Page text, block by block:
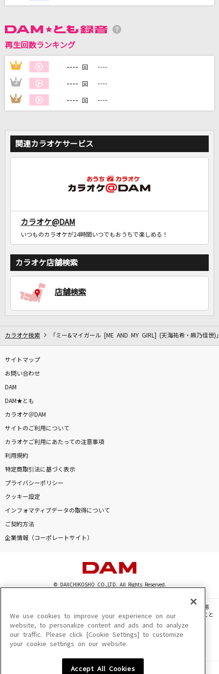
DAMに会員登録・ログインして
再生回数ランキング
1 ---- 回 ----
2 ---- 回 ----
3 ---- 回 ----
関連カラオケサービス
カラオケ@DAM
いつものカラオケが24時間いつでもおうちで楽しめる！
カラオケ店舗検索
店舗検索
カラオケ検索 「ミー&マイガール [ME AND MY GIRL] (天海祐希・麻乃佳世)
サイトマップ
お問い合わせ
DAM
DAM★とも
カラオケ＠DAM
サイトのご利用について
カラオケご利用にあたっての注意事項
利用規約
特定商取引法に基づく表示
プライバシーポリシー
クッキー設定
インフォマティブデータの取得について
ご契約方法
企業情報（コーポレートサイト）
© DAIICHIKOSHO CO.,LTD. All Rights Reserved.
このサイトに掲載されている一切の文章・画像・写真・動画・音声等を、手段や形態
を問わず、著作権法の定める範囲を超えて無断で複製、転載、ファイル化などすること
を禁じます。
楽曲及びコンテンツは、機種によりご利用いただけない場合があります。
楽曲及びコンテンツの配信日、配信内容が変更になる場合があります。
We use cookies to improve your experience on our
website, to personalize content and ads and to analyze
our traffic. Please click [Cookie Settings] to customize
your cookie settings on our website.
Accept All Cookies